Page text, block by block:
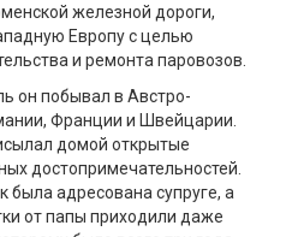
железной дороги,
Европу с целью
и ремонта паровозов.
он побывал в Австро-
Франции и Швейцарии.
домой открытые
достопримечательностей.
была адресована супруге, а
от папы приходили даже